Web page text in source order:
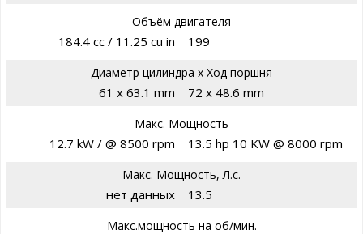
Объём двигателя
184.4 cc / 11.25 cu in 199
Диаметр цилиндра х Ход поршня
61 x 63.1 mm 72 x 48.6 mm
Макс. Мощность
12.7 kW / @ 8500 rpm 13.5 hp 10 KW @ 8000 rpm
Макс. Мощность, Л.с.
нет данных 13.5
Макс.мощность на об/мин.